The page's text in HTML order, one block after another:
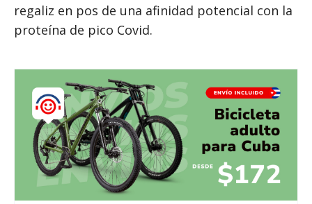
regaliz en pos de una afinidad potencial con la
proteína de pico Covid.